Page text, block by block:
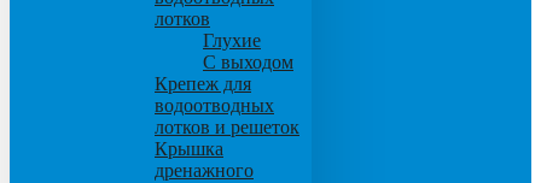
лотков
Глухие
С выходом
Крепеж для
водоотводных
лотков и решеток
Крышка
дренажного